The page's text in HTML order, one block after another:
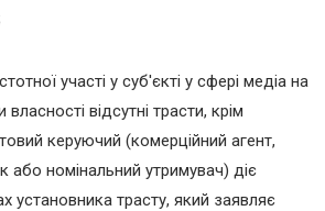
участі у суб'єкті у сфері медіа на
власності відсутні трасти, крім
керуючий (комерційний агент,
або номінальний утримувач) діє
установника трасту, який заявляє